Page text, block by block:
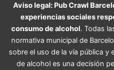
Aviso legal: Pub Crawl
experiencias sociales
consumo de alcohol. Todas
normativa municipal de
sobre el uso de la vía pública y
de alcohol es una decisión